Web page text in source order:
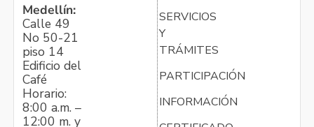
Medellín:
Calle 49
No 50-21
piso 14
Edificio del
Café
Horario:
8:00 a.m. –
12:00 m. y
SERVICIOS
Y
TRÁMITES
PARTICIPACIÓN
INFORMACIÓN